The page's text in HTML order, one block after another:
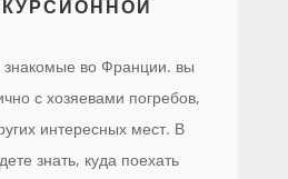
знакомые во Франции. вы
с хозяевами погребов,
интересных мест. В
знать, куда поехать